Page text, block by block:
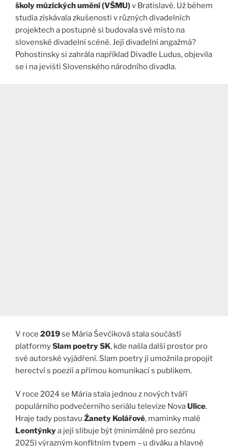
školy múzických umění (VŠMU)v Bratislavě. Už během
studia získávala zkušenosti v různých divadelních
projektech a postupně si budovala své místo na
slovenské divadelní scéně. Její divadelní angažmá?
Pohostinsky si zahrála například Divadle Ludus, objevila
se i na jevišti Slovenského národního divadla.
V roce 2019se Mária Ševčíková stala součástí
platformySlam poetry SK, kde našla další prostor pro
své autorské vyjádření. Slam poetry jí umožnila propojit
herectví s poezií a přímou komunikací s publikem.
V roce 2024 se Mária stala jednou z nových tváří
populárního podvečerního seriálu televize NovaUlice.
Hraje tady postavu Žanety Kolářové, maminky malé
Leontýnkya její slibuje být (minimálně pro sezónu
2025) výrazným konflitním typem – u diváku a hlavně